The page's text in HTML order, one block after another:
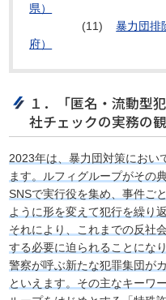
県）
(11)
暴力団排
府）
１．「匿名・流動型
社チェックの実務の
2023年は、暴力団対策におい
ます。ルフィグループがその
SNSで実行役を集め、事件ご
ように形を変えて犯行を繰り
それにより、これまでの反社
する必要に迫られることにな
警察が呼ぶ新たな犯罪集団が
といえます。その主なキーワ